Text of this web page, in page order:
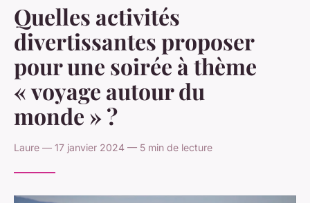
Quelles activités
divertissantes proposer
pour une soirée à thème
« voyage autour du
monde » ?
Laure — 17 janvier 2024 — 5 min de lecture